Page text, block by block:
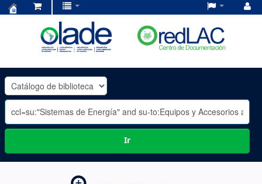
OLADE
-
Ir